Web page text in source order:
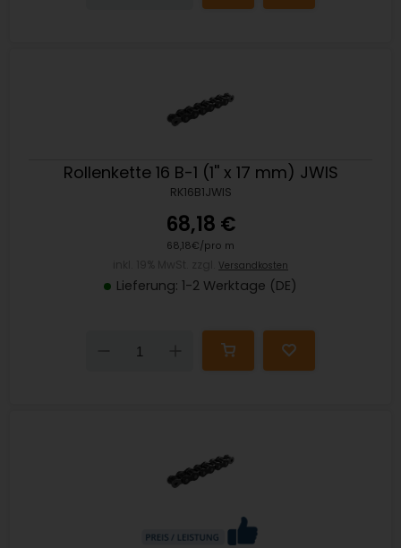
Rollenkette 16 B-1 (1'' x 17 mm) JWIS
RK16B1JWIS
68,18 €
68,18€/pro m
Versandkosten
Lieferung: 1-2 Werktage (DE)
Down